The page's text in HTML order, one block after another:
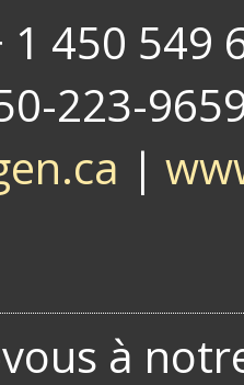
1 450 549
223-
|
à